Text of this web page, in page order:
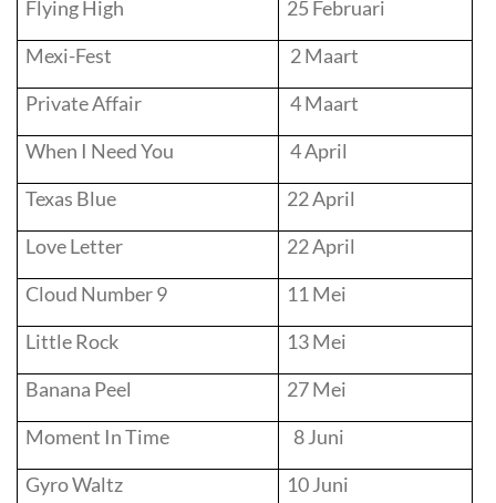
Flying High
25 Februari
Mexi-Fest
2 Maart
Private Affair
4 Maart
When I Need You
4 April
Texas Blue
22 April
Love Letter
22 April
Cloud Number 9
11 Mei
Little Rock
13 Mei
Banana Peel
27 Mei
Moment In Time
8 Juni
Gyro Waltz
10 Juni